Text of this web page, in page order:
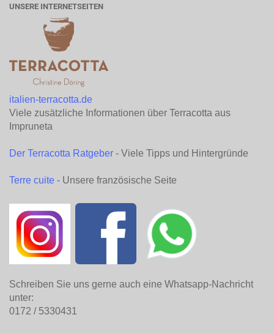
UNSERE INTERNETSEITEN
italien-terracotta.de
Viele zusätzliche Informationen über Terracotta aus
Impruneta
Der Terracotta Ratgeber - Viele Tipps und Hintergründe
Terre cuite - Unsere französische Seite
Schreiben Sie uns gerne auch eine Whatsapp-Nachricht
unter:
0172 / 5330431